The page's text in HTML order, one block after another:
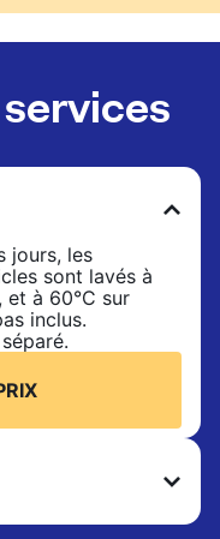
jours, les
sont lavés à
et à 60°C sur
inclus.
à sec et finis